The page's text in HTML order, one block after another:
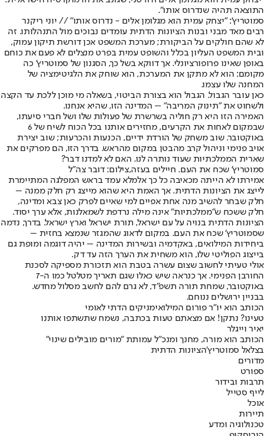
התוצאה תהיה שנדרוס אותו".
סמוטריץ': "יצחק עמית הוא מגלומן אלים - נדרוס אותו" // יוני ריקנר
רבים מאד מבני ובנות הציונות הדתית עומדים נבוכים מול התנהלותו. זה
לא שהם חולקים על הביקורת; מערכת המשפט אכן דורשת תיקון עמוק,
ובית המשפט העליון בכלל והשופט עמית בפרט מנצלים לא פעם את כוחם
באופן שאינו פרופורציונלי. אך דווקא בשל כך, הסגנון של סמוטריץ' כה
מקומם: הוא לא מתקן את המערכת, הוא שוחק את הלגיטימציה של
המחנה שלו עצמו.
כאן עובר הגבול. הגבול הוא בצורת הביטוי, בשאלה מי מוכן ללכת עד הקצה
ולשחוט את "תינוק המריבה" – המדינה הזו, שהיא אנחנו.
האמירה הזו היא רק חוליה בשרשרת של פעולות שלו ושל חברי סיעתו,
שבמקום לאחות את הקרעים, מחזירים אותנו בכל הכוח לשיח של 6
באוקטובר. שוב משחק של הורדת ידיים, הכנעות והכרעות; שוב יצירת
אויב פנימי וניהול קרב מהבטן במקום מהראש. בדרך הזו, הם מפרקים את
שארית הממלכתיות שעוד נותרה לנו. האם לא למדנו דבר?
סמוטריץ' שכח את העם. חיילים בעזה,צילום: דובר צה"ל
אמירתו לא הייתה מכאיבה כל כך אלמלא עמד בראש המפלגה המתיימרת
לייצג את הציונות הדתית. אך האמת היא שהוא מייצג רק חלק ממנה –
חלק שבחר להשיב מנה אחת אפיים למי שאיים לפרק כאן צבא ומדינה,
חלק ששכח ש"ממלכתיות" אינה מילה נרדפת לשמאלנות, אלא ערך יסוד.
הציונות הדתית בנויה על עם ישראל, תורת ישראל וארץ ישראל. בדרך, נדמה
שסמוטריץ' שכח את העם. במקום לדאוג שהמגזר שנמצא בחזית –
ביחידות המילואים, באקדמיה ובשירות המדינה – יהיה דוגמה ומופת גם
בייצוג הפוליטי שלו, הוא משחית את הערך הזה עד דק.
אולי טעיתי לחשוב שצום עשרה בטבת הוא תזכורת מספיקה לסכנת
החורבן הפנימי. אך כנראה שיש כאלו שגם תאריך מטלטל כמו ה-7
באוקטובר, שמחת תורה תשפ"ד, לא גרם להם לחשב מסלול מחדש.
בבניין ירושלים ננוחם.
הכותב הוא יו"ר פורום המילואימניקים הדתי לאומי
טעינו? נתקן! אם מצאתם טעות בכתבה, נשמח שתשתפו אותנו
יאיר וייגלר
הכותב הוא מורה, מחנך ומנכ"ל עמותת "מורים מובילים שינוי"
בצלאל סמוטריץ'הציונות הדתית
מדורים
ספורט
תרבות ובידור
לייף סטייל
אוכל
תיירות
טכנולוגיה ומדע